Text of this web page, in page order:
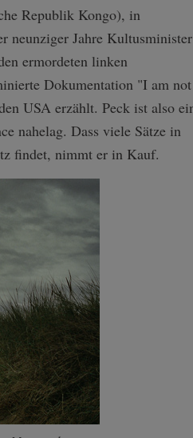
Republik Kongo), in
neunziger Jahre Kultusminister
ermordeten linken
Dokumentation "I am not
USA erzählt. Peck ist also
nahelag. Dass viele Sätze in
findet, nimmt er in Kauf.